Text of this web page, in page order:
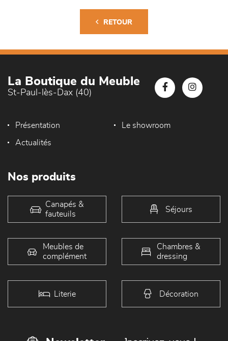
RETOUR
La Boutique du Meuble
St-Paul-lès-Dax (40)
Présentation Le showroom
Actualités
Nos produits
Canapés &
fauteuils
Séjours
Meubles de
complément
Chambres &
dressing
Literie Décoration